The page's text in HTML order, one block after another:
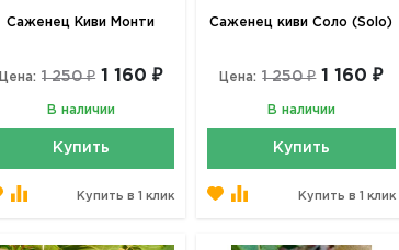
Саженец Киви Монти
Цена: 1 250 ₽ 1 160 ₽
В наличии
Купить
Купить в 1 клик
Саженец киви Соло (Solo)
Цена: 1 250 ₽ 1 160 ₽
В наличии
Купить
Купить в 1 клик